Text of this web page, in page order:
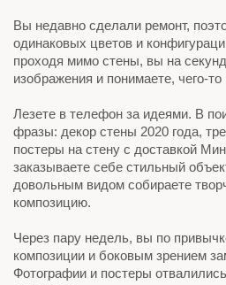
Вы недавно сделали ремонт,
одинаковых цветов и
проходя мимо стены, вы на
изображения и понимаете, чего-то
Лезете в телефон за идеями. В
фразы: декор стены 2020 года,
постеры на стену с доставкой
заказываете себе стильный
довольным видом собираете
композицию.
Через пару недель, вы по
композиции и боковым зрением
Фотографии и постеры